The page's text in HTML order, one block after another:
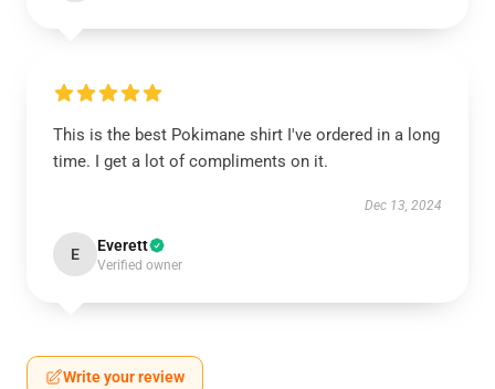
This is the best Pokimane shirt I've ordered in a long
time. I get a lot of compliments on it.
Dec 13, 2024
E Everett
Verified owner
Write your review